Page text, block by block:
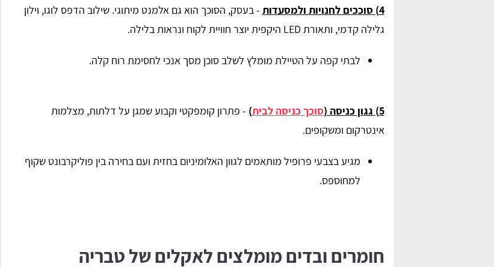
4) סוככים לחנויות ולמסעדות
- בעסק, הסוכך הוא גם אלמנט מיתוגי. שילוב הדפס לוגו, וילון
גלילה קדמי, ותאורת LED היקפית יוצר חוויית לקוח ונראות בלילה.
לבתי קפה על הטיילת מומלץ לשלב סוכן מסך אנכי לחסימת רוח קלה.
5) גגון כניסה ( סוכך כניסה לבית) - פתרון קומפקטי וקבוע שמגן על דלתות, מצלמות
אינטרקום ומשקופים.
מגיע בצבעי פרופיל מותאמים לגוון האלומיניום בחזית ועם בחירה בין פוליקרבונט שקוף
למחוספס.
חומרים ובדים מומלצים לאקלים של טבריה